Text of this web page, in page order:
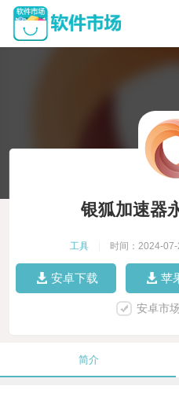
银狐加速器
工具 时间：2024-07-
安卓下载 苹
安卓市
简介